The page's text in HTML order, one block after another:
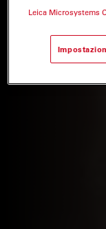
Leica Microsystems